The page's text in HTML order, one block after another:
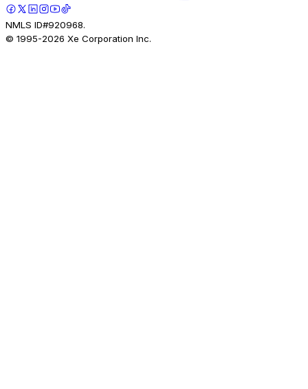
NMLS ID#920968.
© 1995-2026 Xe Corporation Inc.